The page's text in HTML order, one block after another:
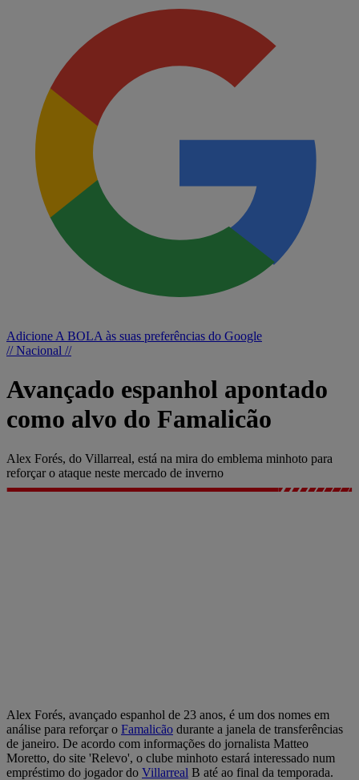
Adicione A BOLA às suas preferências do Google
// Nacional //
Avançado espanhol apontado
como alvo do Famalicão
Alex Forés, do Villarreal, está na mira do emblema minhoto para
reforçar o ataque neste mercado de inverno
Alex Forés, avançado espanhol de 23 anos, é um dos nomes em
análise para reforçar o Famalicão durante a janela de transferências
de janeiro. De acordo com informações do jornalista Matteo
Moretto, do site 'Relevo', o clube minhoto estará interessado num
empréstimo do jogador do Villarreal B até ao final da temporada.